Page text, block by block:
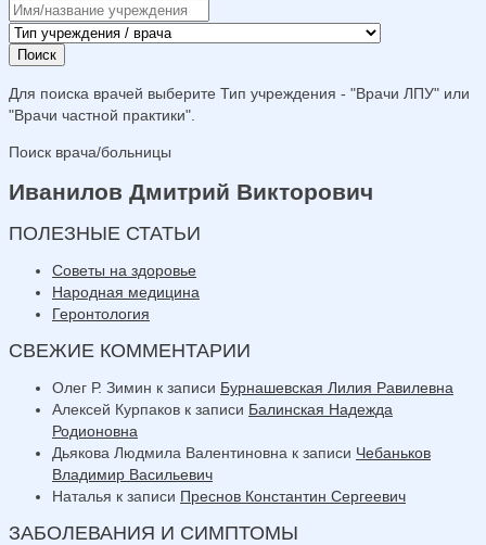
Поиск
Для поиска врачей выберите Тип учреждения - "Врачи ЛПУ" или
"Врачи частной практики".
Поиск врача/больницы
Иванилов Дмитрий Викторович
ПОЛЕЗНЫЕ СТАТЬИ
Советы на здоровье
Народная медицина
Геронтология
СВЕЖИЕ КОММЕНТАРИИ
Олег Р. Зимин к записи Бурнашевская Лилия Равилевна
Алексей Курпаков к записи Балинская Надежда
Родионовна
Дьякова Людмила Валентиновна к записи Чебаньков
Владимир Васильевич
Наталья к записи Преснов Константин Сергеевич
ЗАБОЛЕВАНИЯ И СИМПТОМЫ